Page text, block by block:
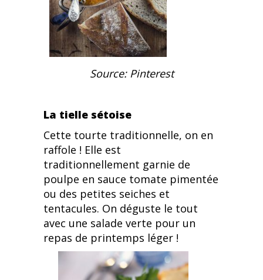
Source: Pinterest
La tielle sétoise
Cette tourte traditionnelle, on en
raffole ! Elle est
traditionnellement garnie de
poulpe en sauce tomate pimentée
ou des petites seiches et
tentacules. On déguste le tout
avec une salade verte pour un
repas de printemps léger !